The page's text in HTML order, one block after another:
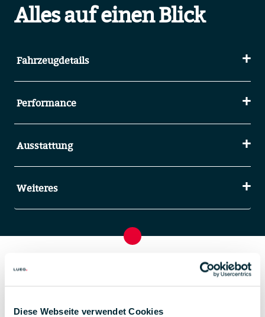
Diese Webseite verwendet Cookies
Alles auf einen Blick
Fahrzeugdetails
Performance
Ausstattung
Weiteres